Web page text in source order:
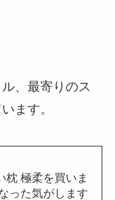
、最寄りのス
ます。
枕 極柔を買いま
った気がします